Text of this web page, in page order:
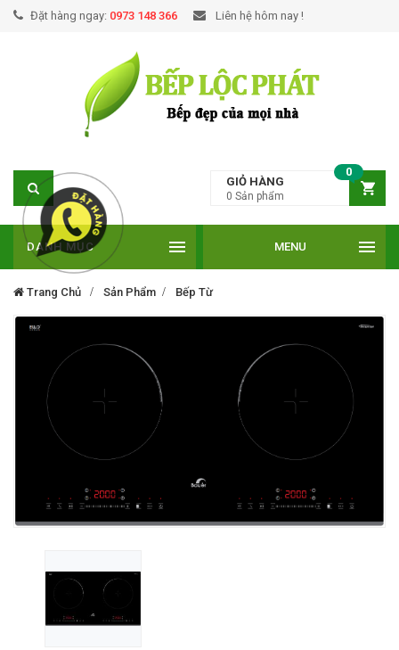
Đặt hàng ngay: 0973 148 366 Liên hệ hôm nay !
GIỎ HÀNG
0
0 Sản phẩm
DANH MỤC MENU
Trang Chủ Sản Phẩm Bếp Từ